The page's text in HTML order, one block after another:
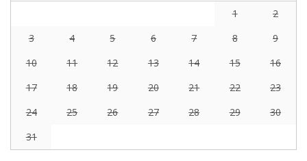
1
2
3
4 5 6 7 8
9
10
11 12 13 14 15
16
17
18 19 20 21 22
23
24
25 26 27 28 29
30
31